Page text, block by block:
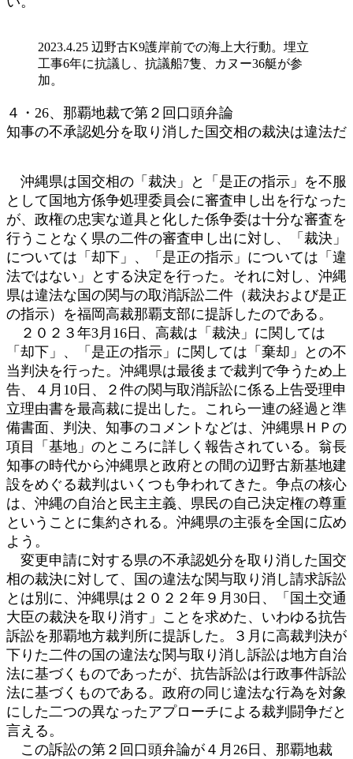
2023.4.25 辺野古K9護岸前での海上大行動。埋立
工事6年に抗議し、抗議船7隻、カヌー36艇が参
加。
４・26、那覇地裁で第２回口頭弁論
知事の不承認処分を取り消した国交相の裁決は違法だ
沖縄県は国交相の「裁決」と「是正の指示」を不服
として国地方係争処理委員会に審査申し出を行なった
が、政権の忠実な道具と化した係争委は十分な審査を
行うことなく県の二件の審査申し出に対し、「裁決」
については「却下」、「是正の指示」については「違
法ではない」とする決定を行った。それに対し、沖縄
県は違法な国の関与の取消訴訟二件（裁決および是正
の指示）を福岡高裁那覇支部に提訴したのである。
２０２３年3月16日、高裁は「裁決」に関しては
「却下」、「是正の指示」に関しては「棄却」との不
当判決を行った。沖縄県は最後まで裁判で争うため上
告、４月10日、２件の関与取消訴訟に係る上告受理申
立理由書を最高裁に提出した。これら一連の経過と準
備書面、判決、知事のコメントなどは、沖縄県ＨＰの
項目「基地」のところに詳しく報告されている。翁長
知事の時代から沖縄県と政府との間の辺野古新基地建
設をめぐる裁判はいくつも争われてきた。争点の核心
は、沖縄の自治と民主主義、県民の自己決定権の尊重
ということに集約される。沖縄県の主張を全国に広め
よう。
変更申請に対する県の不承認処分を取り消した国交
相の裁決に対して、国の違法な関与取り消し請求訴訟
とは別に、沖縄県は２０２２年９月30日、「国土交通
大臣の裁決を取り消す」ことを求めた、いわゆる抗告
訴訟を那覇地方裁判所に提訴した。３月に高裁判決が
下りた二件の国の違法な関与取り消し訴訟は地方自治
法に基づくものであったが、抗告訴訟は行政事件訴訟
法に基づくものである。政府の同じ違法な行為を対象
にした二つの異なったアプローチによる裁判闘争だと
言える。
この訴訟の第２回口頭弁論が４月26日、那覇地裁